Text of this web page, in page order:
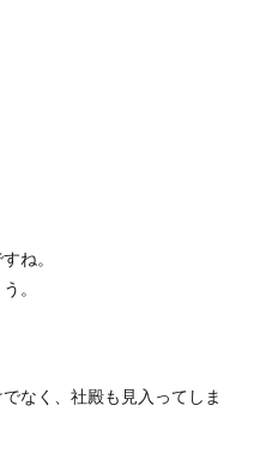
ね。
。
なく、社殿も見入ってしま